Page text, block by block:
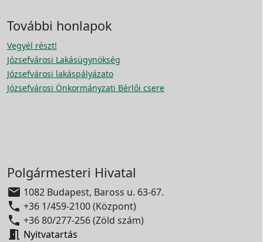
További honlapok
Vegyél részt!
Józsefvárosi Lakásügynökség
Józsefvárosi lakáspályázato
Józsefvárosi Önkormányzati Bérlői csere
Polgármesteri Hivatal
 1082 Budapest, Baross u. 63-67.
 +36 1/459-2100 (Központ)
 +36 80/277-256 (Zöld szám)
 Nyitvatartás